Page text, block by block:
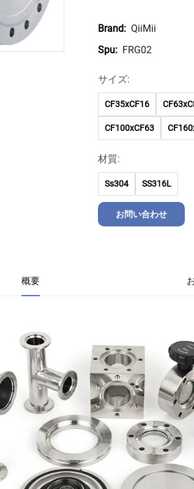
Brand: QiiMii
Spu: FRG02
サイズ:
CF35xCF16
CF100xCF63
材質:
Ss304 SS316L
お問い合わせ
概要